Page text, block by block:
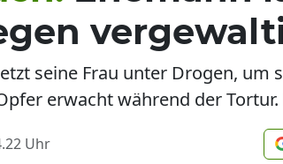
seine Frau unter Drogen,
erwacht während der
Uhr